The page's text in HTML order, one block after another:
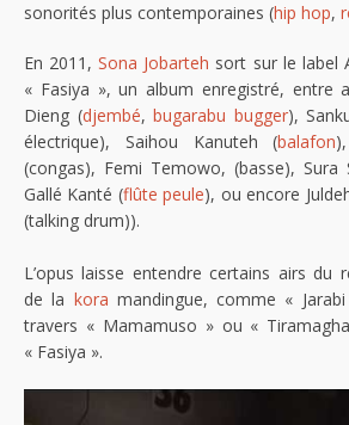
sonorités plus contemporaines (hip hop,
En 2011,Sona Jobarteh sort sur le label
« Fasiya », un album enregistré, entre
Dieng (djembé, bugarabu bugger),
électrique), Saihou Kanuteh (balafon
(congas), Femi Temowo, (basse), Sura
Gallé Kanté (flûte peule), ou encore
(talking drum)).
L’opus laisse entendre certains airs du
de la kora mandingue, comme «
travers « Mamamuso » ou «
« Fasiya ».